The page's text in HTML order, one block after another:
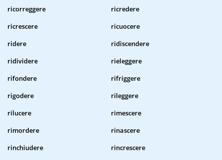
ricorreggere
ricredere
ricrescere
ricuocere
ridere
ridiscendere
ridividere
rieleggere
rifondere
rifriggere
rigodere
rileggere
rilucere
rimescere
rimordere
rinascere
rinchiudere
rincrescere